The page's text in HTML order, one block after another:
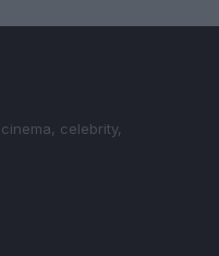
celebrity,